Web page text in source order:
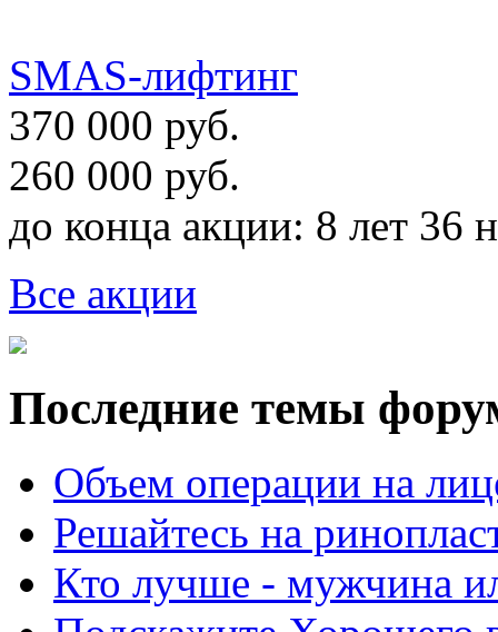
SMAS-лифтинг
370 000 руб.
260 000 руб.
до конца акции: 8 лет 36
Все акции
Последние темы
Объем операции на
Решайтесь на
Кто лучше - мужчина